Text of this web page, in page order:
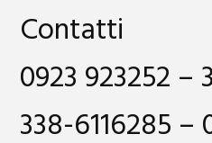
Contatti
0923 923252 –
338-6116285 –